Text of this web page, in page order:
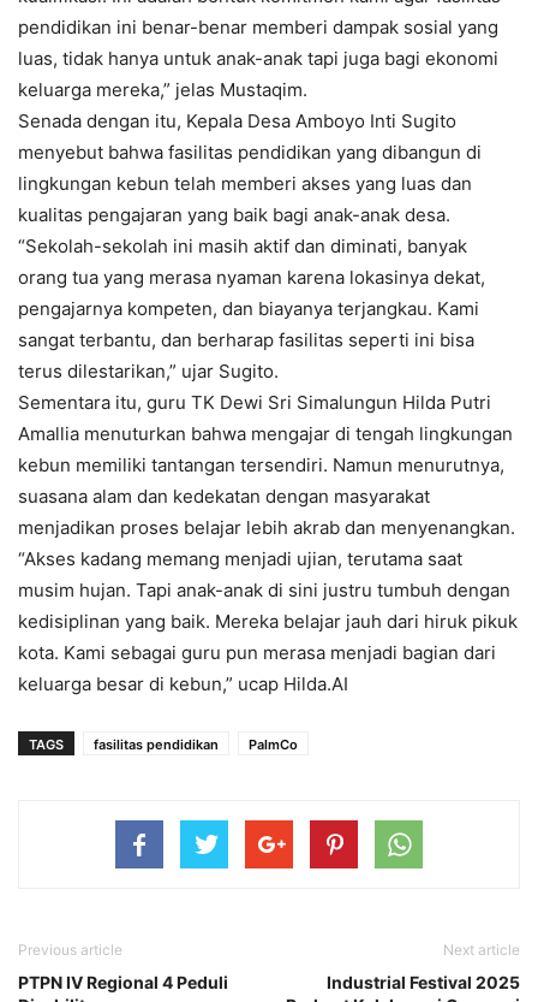
pendidikan ini benar-benar memberi dampak sosial yang
luas, tidak hanya untuk anak-anak tapi juga bagi ekonomi
keluarga mereka,” jelas Mustaqim.
Senada dengan itu, Kepala Desa Amboyo Inti Sugito
menyebut bahwa fasilitas pendidikan yang dibangun di
lingkungan kebun telah memberi akses yang luas dan
kualitas pengajaran yang baik bagi anak-anak desa.
“Sekolah-sekolah ini masih aktif dan diminati, banyak
orang tua yang merasa nyaman karena lokasinya dekat,
pengajarnya kompeten, dan biayanya terjangkau. Kami
sangat terbantu, dan berharap fasilitas seperti ini bisa
terus dilestarikan,” ujar Sugito.
Sementara itu, guru TK Dewi Sri Simalungun Hilda Putri
Amallia menuturkan bahwa mengajar di tengah lingkungan
kebun memiliki tantangan tersendiri. Namun menurutnya,
suasana alam dan kedekatan dengan masyarakat
menjadikan proses belajar lebih akrab dan menyenangkan.
“Akses kadang memang menjadi ujian, terutama saat
musim hujan. Tapi anak-anak di sini justru tumbuh dengan
kedisiplinan yang baik. Mereka belajar jauh dari hiruk pikuk
kota. Kami sebagai guru pun merasa menjadi bagian dari
keluarga besar di kebun,” ucap Hilda.AI
TAGS fasilitas pendidikan PalmCo
Previous article
PTPN IV Regional 4 Peduli
Next article
Industrial Festival 2025